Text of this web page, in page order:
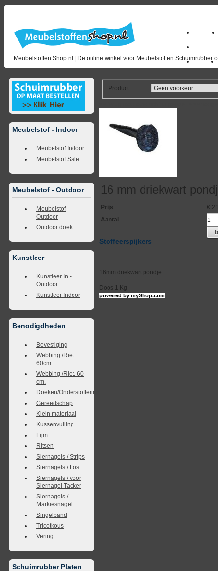
Meubelstoffen Shop.nl | De online winkel voor Meubelstof en Schuimrubber
Home
Outlet
Meubelstof - Indoor
Meubelstof Indoor
Meubelstof Sale
Meubelstof - Outdoor
Meubelstof
Outdoor
Outdoor doek
Kunstleer
Kunstleer In -
Outdoor
Kunstleer Indoor
Benodigdheden
Bevestiging
Webbing /Riet
60cm.
Webbing /Riet. 60
cm.
Doeken/Onderstoffering
Gereedschap
Klein materiaal
Kussenvulling
Lijm
Ritsen
Siernagels / Strips
Siernagels / Los
Siernagels / voor
Siernagel Tacker
Siernagels /
Markiesnagel
Singelband
Tricotkous
Vering
Schuimrubber Platen
Product:
16 mm driekwart
Prijs €
Aantal
Stoffeerspijkers
16mm driekwart pondje
Doos 1 Kg
powered bymyShop.com